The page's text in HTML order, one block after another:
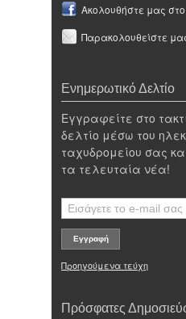
Ακολουθήστε μας
Παρακολουθείστε
Ενημερωτικό Δελτίο
Εγγραφείτε στο
δελτίο μέσω του
ταχυδρομείου σας
τα τελευταία νέα!
Προηγούμενα τεύχη
Πρόσφατες